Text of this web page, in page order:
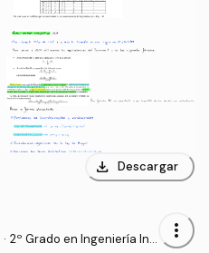
download Descargar
· 2º Grado en Ingeniería Inf
more_vert